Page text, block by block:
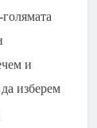
и
изберем